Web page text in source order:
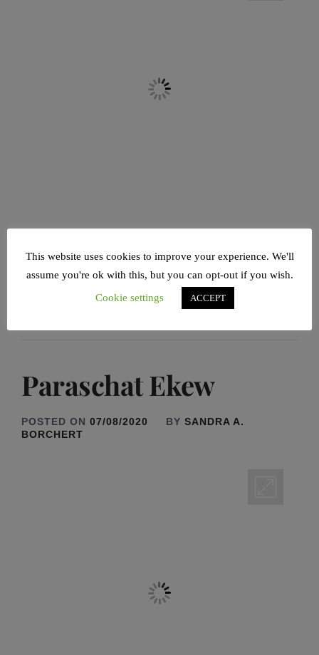
JÜDISCHE GEMEINDE HAMBURG,
JÜDISCHES
LEBEN DEUTSCHLAND ,
LIBERALE JÜDISCHE
PODCAST,
RAAWI ראווי
Paraschat Ekew
POSTED ON 07/08/2020 BY SANDRA A.
BORCHERT
This website uses cookies to improve your experience. We'll
assume you're ok with this, but you can opt-out if you wish.
Cookie settings
ACCEPT